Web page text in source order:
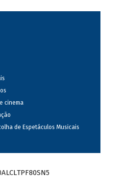
cinema
de Espetáculos Musicais